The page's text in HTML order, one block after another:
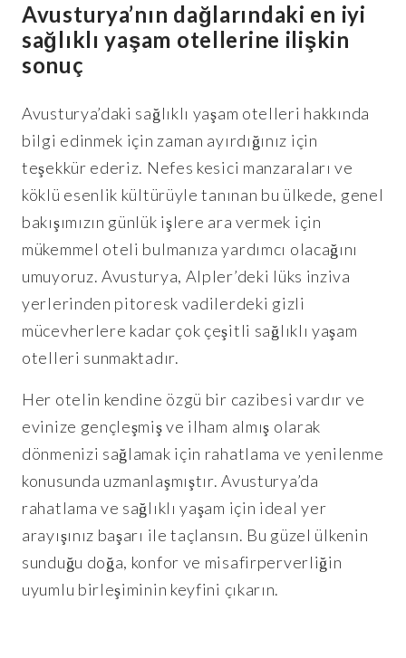
Avusturya’nın dağlarındaki en iyi
sağlıklı yaşam otellerine ilişkin
sonuç
Avusturya’daki sağlıklı yaşam otelleri hakkında
bilgi edinmek için zaman ayırdığınız için
teşekkür ederiz. Nefes kesici manzaraları ve
köklü esenlik kültürüyle tanınan bu ülkede, genel
bakışımızın günlük işlere ara vermek için
mükemmel oteli bulmanıza yardımcı olacağını
umuyoruz. Avusturya, Alpler’deki lüks inziva
yerlerinden pitoresk vadilerdeki gizli
mücevherlere kadar çok çeşitli sağlıklı yaşam
otelleri sunmaktadır.
Her otelin kendine özgü bir cazibesi vardır ve
evinize gençleşmiş ve ilham almış olarak
dönmenizi sağlamak için rahatlama ve yenilenme
konusunda uzmanlaşmıştır. Avusturya’da
rahatlama ve sağlıklı yaşam için ideal yer
arayışınız başarı ile taçlansın. Bu güzel ülkenin
sunduğu doğa, konfor ve misafirperverliğin
uyumlu birleşiminin keyfini çıkarın.